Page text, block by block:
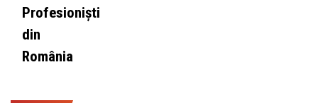
Profesioniști
din
România